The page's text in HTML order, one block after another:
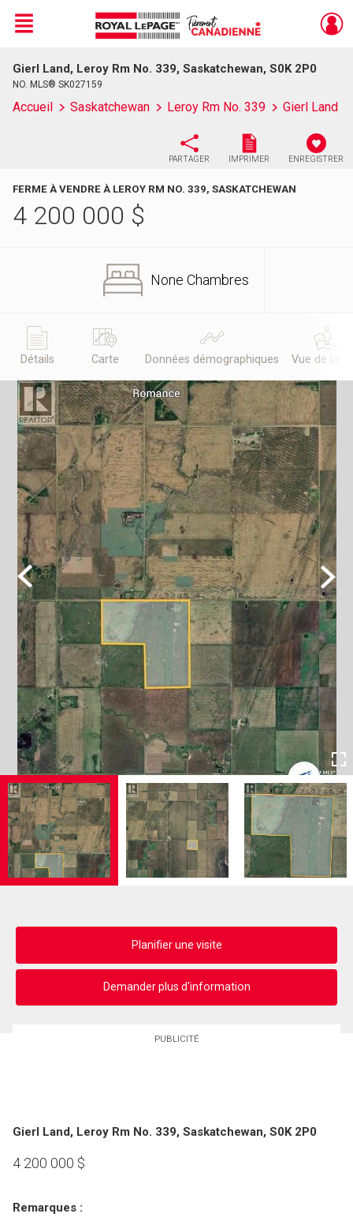
Live
En Direct
Menu
Gierl Land, Leroy Rm No. 339, Saskatchewan, S0K 2P0
NO. MLS® SK027159
Accueil Saskatchewan Leroy Rm No. 339 Gierl Land
PARTAGER IMPRIMER ENREGISTRER
FERME À VENDRE À LEROY RM NO. 339, SASKATCHEWAN
4 200 000 $
None Chambres
Détails Carte Données démographiques Vue de la
Previous Next
Planifier une visite
Demander plus d'information
PUBLICITÉ
Gierl Land, Leroy Rm No. 339, Saskatchewan, S0K 2P0
4 200 000 $
Remarques :